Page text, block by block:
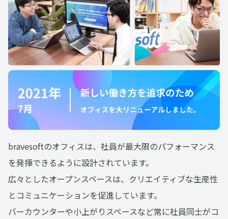
bravesoftのオフィスは、社員が最大限のパフォーマンス
を発揮できるように設計されています。
広々としたオープンスペースは、クリエイティブな生産性
とコミュニケーションを促進しています。
バーカウンターや小上がりスペースなど常に社員同士がコ